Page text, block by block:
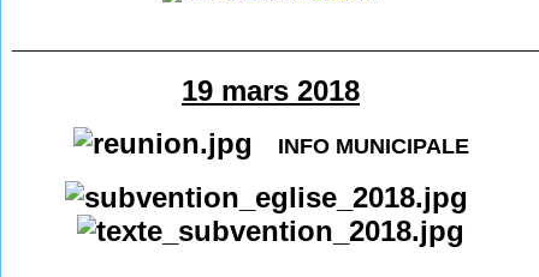
19 mars 2018
INFO MUNICIPALE